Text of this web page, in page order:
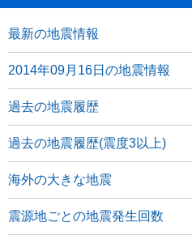
最新の地震情報
2014年09月16日の地震情報
過去の地震履歴
過去の地震履歴(震度3以上)
海外の大きな地震
震源地ごとの地震発生回数